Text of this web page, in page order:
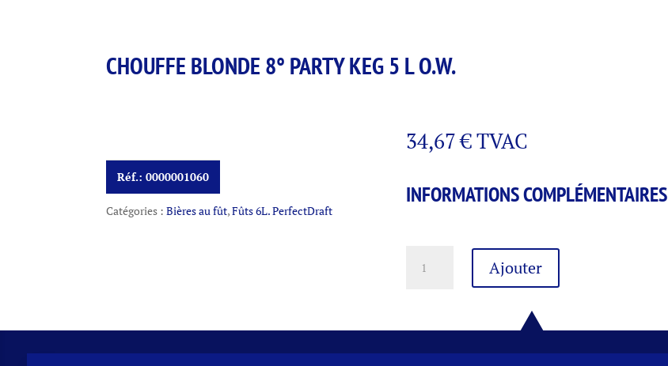
CHOUFFE BLONDE 8° PARTY KEG 5 L O.W.
Réf.:0000001060
Catégories :Bières au fût,Fûts 6L. PerfectDraft
34,67€TVAC
INFORMATIONS COMPLÉMENTAIRES
8°
Ajouter